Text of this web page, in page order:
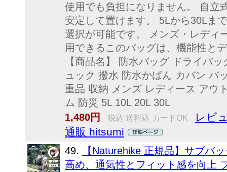
使用でも負担になりません。 自立
安定して置けます。 5Lから30Lま
選択が可能です。 メンズ・レディ
用できるこのバッグは、機能性と
【商品名】 防水バッグ ドライバ
ュック 撥水 防水かばん カバン バ
重品 収納 メンズ レディース アウ
ム 防災 5L 10L 20L 30L
1,480円
税込 送料込 カードOK
レビ
通販 hitsumi
49.
【Naturehike 正規品】サブバ
高め、通気性とフィット感を向上